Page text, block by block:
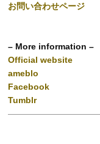
お問い合わせページ
– More information –
Official website
ameblo
Facebook
Tumblr